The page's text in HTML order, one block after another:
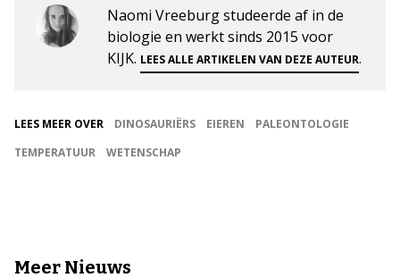
Naomi Vreeburg studeerde af in de
biologie en werkt sinds 2015 voor
KIJK. LEES ALLE ARTIKELEN VAN DEZE AUTEUR.
LEES MEER OVER DINOSAURIËRS EIEREN
PALEONTOLOGIE
TEMPERATUUR
WETENSCHAP
Meer Nieuws